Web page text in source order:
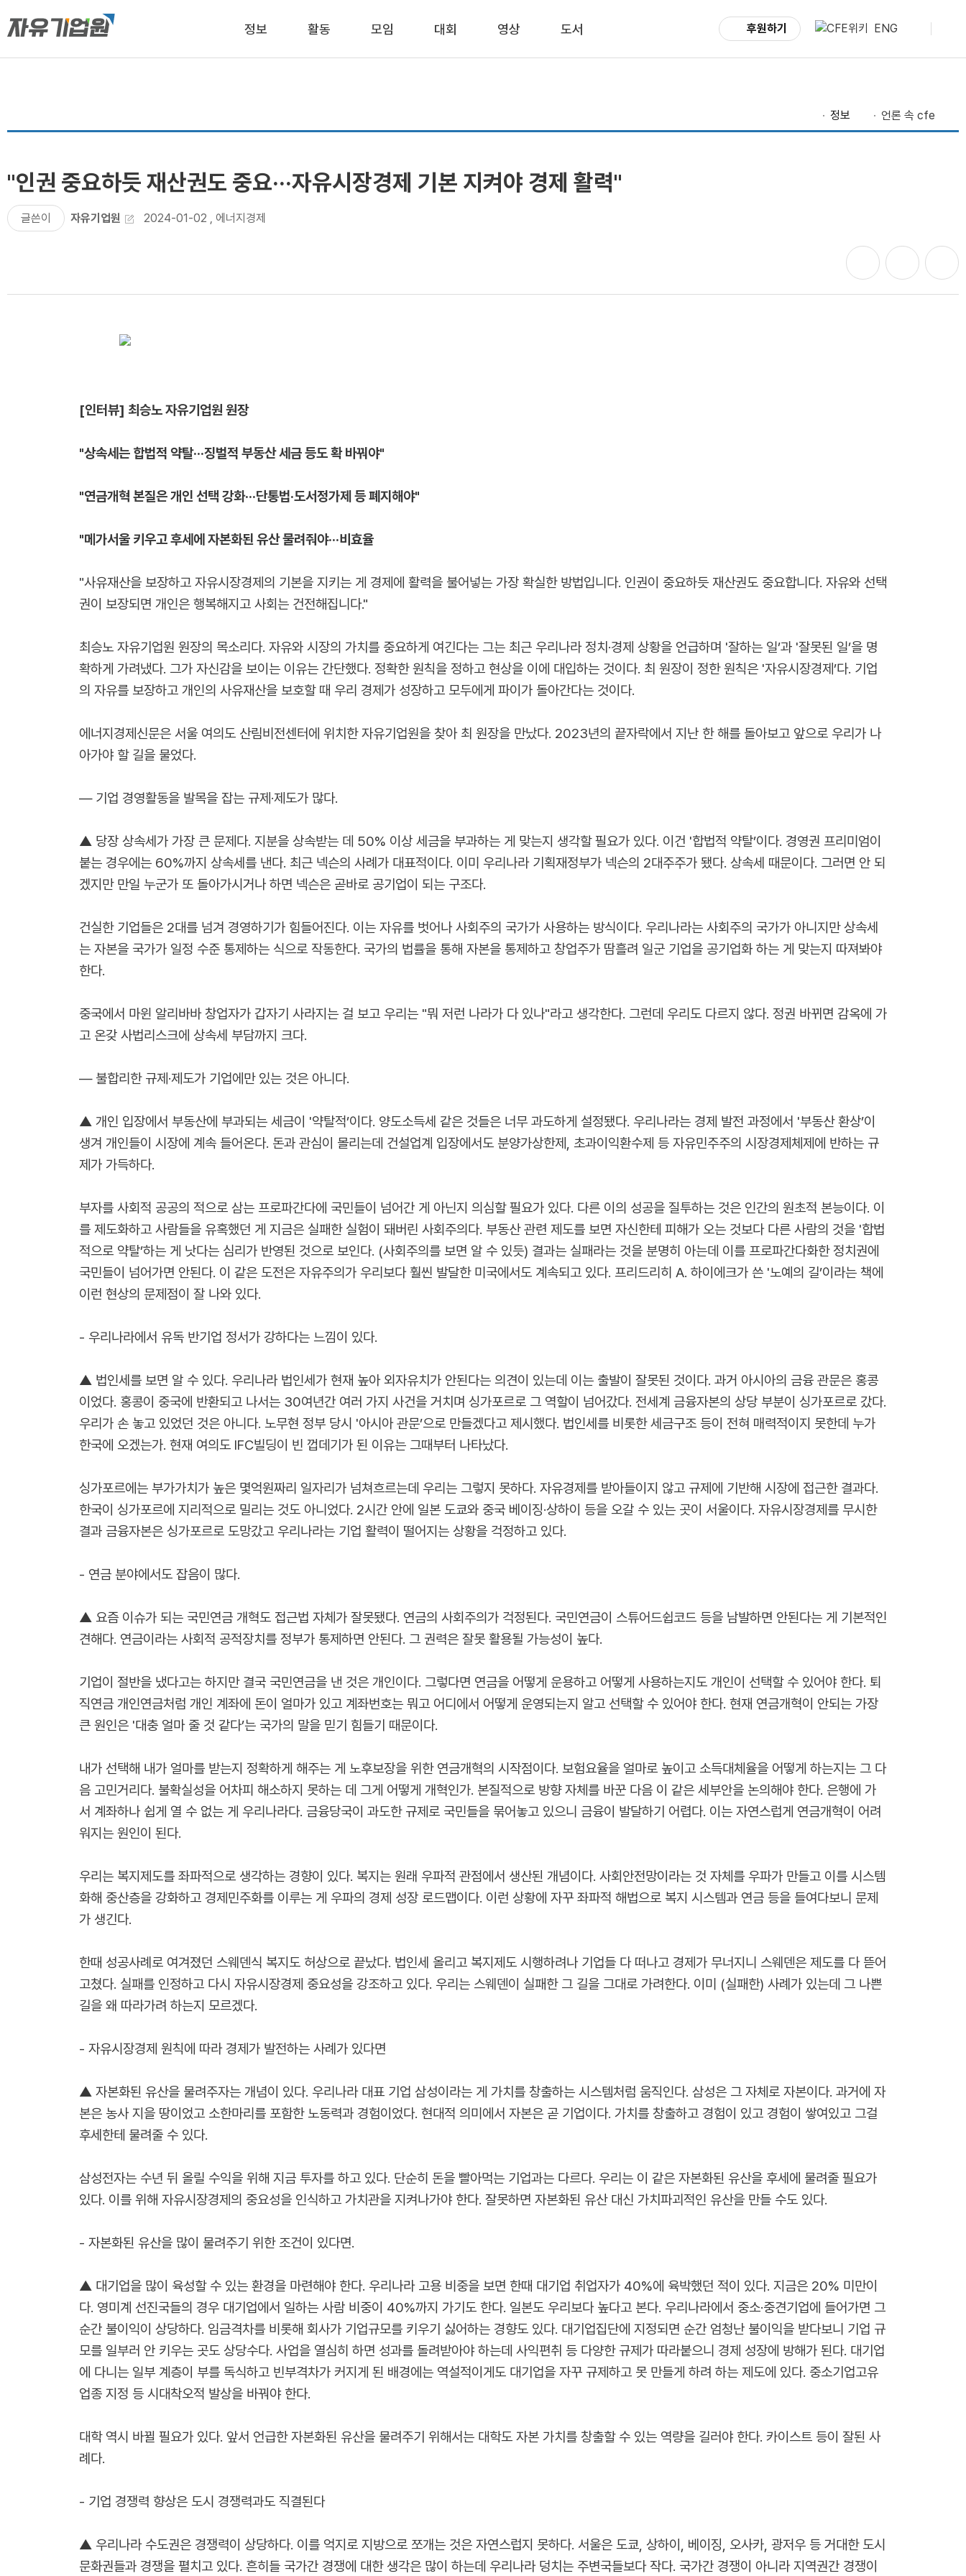
정보 활동 모임 대회 영상 도서 후원하기 ENG
정보 언론 속 cfe
"인권 중요하듯 재산권도 중요···자유시장경제 기본 지켜야 경제 활력"
글쓴이 자유기업원 2024-01-02 , 에너지경제
[인터뷰] 최승노 자유기업원 원장
"상속세는 합법적 약탈···징벌적 부동산 세금 등도 확 바꿔야"
"연금개혁 본질은 개인 선택 강화···단통법·도서정가제 등 폐지해야"
"메가서울 키우고 후세에 자본화된 유산 물려줘야···비효율
"사유재산을 보장하고 자유시장경제의 기본을 지키는 게 경제에 활력을 불어넣는 가장 확실한 방법입니다. 인권이 중요하듯 재산권도 중요합니다. 자유와 선택
권이 보장되면 개인은 행복해지고 사회는 건전해집니다."
최승노 자유기업원 원장의 목소리다. 자유와 시장의 가치를 중요하게 여긴다는 그는 최근 우리나라 정치·경제 상황을 언급하며 '잘하는 일’과 '잘못된 일’을 명
확하게 가려냈다. 그가 자신감을 보이는 이유는 간단했다. 정확한 원칙을 정하고 현상을 이에 대입하는 것이다. 최 원장이 정한 원칙은 '자유시장경제’다. 기업
의 자유를 보장하고 개인의 사유재산을 보호할 때 우리 경제가 성장하고 모두에게 파이가 돌아간다는 것이다.
에너지경제신문은 서울 여의도 산림비전센터에 위치한 자유기업원을 찾아 최 원장을 만났다. 2023년의 끝자락에서 지난 한 해를 돌아보고 앞으로 우리가 나
아가야 할 길을 물었다.
― 기업 경영활동을 발목을 잡는 규제·제도가 많다.
▲ 당장 상속세가 가장 큰 문제다. 지분을 상속받는 데 50% 이상 세금을 부과하는 게 맞는지 생각할 필요가 있다. 이건 '합법적 약탈’이다. 경영권 프리미엄이
붙는 경우에는 60%까지 상속세를 낸다. 최근 넥슨의 사례가 대표적이다. 이미 우리나라 기획재정부가 넥슨의 2대주주가 됐다. 상속세 때문이다. 그러면 안 되
겠지만 만일 누군가 또 돌아가시거나 하면 넥슨은 곧바로 공기업이 되는 구조다.
건실한 기업들은 2대를 넘겨 경영하기가 힘들어진다. 이는 자유를 벗어나 사회주의 국가가 사용하는 방식이다. 우리나라는 사회주의 국가가 아니지만 상속세
는 자본을 국가가 일정 수준 통제하는 식으로 작동한다. 국가의 법률을 통해 자본을 통제하고 창업주가 땀흘려 일군 기업을 공기업화 하는 게 맞는지 따져봐야
한다.
중국에서 마윈 알리바바 창업자가 갑자기 사라지는 걸 보고 우리는 "뭐 저런 나라가 다 있나"라고 생각한다. 그런데 우리도 다르지 않다. 정권 바뀌면 감옥에 가
고 온갖 사법리스크에 상속세 부담까지 크다.
― 불합리한 규제·제도가 기업에만 있는 것은 아니다.
▲ 개인 입장에서 부동산에 부과되는 세금이 '약탈적’이다. 양도소득세 같은 것들은 너무 과도하게 설정됐다. 우리나라는 경제 발전 과정에서 '부동산 환상’이
생겨 개인들이 시장에 계속 들어온다. 돈과 관심이 몰리는데 건설업계 입장에서도 분양가상한제, 초과이익환수제 등 자유민주주의 시장경제체제에 반하는 규
제가 가득하다.
부자를 사회적 공공의 적으로 삼는 프로파간다에 국민들이 넘어간 게 아닌지 의심할 필요가 있다. 다른 이의 성공을 질투하는 것은 인간의 원초적 본능이다. 이
를 제도화하고 사람들을 유혹했던 게 지금은 실패한 실험이 돼버린 사회주의다. 부동산 관련 제도를 보면 자신한테 피해가 오는 것보다 다른 사람의 것을 '합법
적으로 약탈’하는 게 낫다는 심리가 반영된 것으로 보인다. (사회주의를 보면 알 수 있듯) 결과는 실패라는 것을 분명히 아는데 이를 프로파간다화한 정치권에
국민들이 넘어가면 안된다. 이 같은 도전은 자유주의가 우리보다 훨씬 발달한 미국에서도 계속되고 있다. 프리드리히 A. 하이에크가 쓴 '노예의 길’이라는 책에
이런 현상의 문제점이 잘 나와 있다.
- 우리나라에서 유독 반기업 정서가 강하다는 느낌이 있다.
▲ 법인세를 보면 알 수 있다. 우리나라 법인세가 현재 높아 외자유치가 안된다는 의견이 있는데 이는 출발이 잘못된 것이다. 과거 아시아의 금융 관문은 홍콩
이었다. 홍콩이 중국에 반환되고 나서는 30여년간 여러 가지 사건을 거치며 싱가포르로 그 역할이 넘어갔다. 전세계 금융자본의 상당 부분이 싱가포르로 갔다.
우리가 손 놓고 있었던 것은 아니다. 노무현 정부 당시 '아시아 관문’으로 만들겠다고 제시했다. 법인세를 비롯한 세금구조 등이 전혀 매력적이지 못한데 누가
한국에 오겠는가. 현재 여의도 IFC빌딩이 빈 껍데기가 된 이유는 그때부터 나타났다.
싱가포르에는 부가가치가 높은 몇억원짜리 일자리가 넘쳐흐르는데 우리는 그렇지 못하다. 자유경제를 받아들이지 않고 규제에 기반해 시장에 접근한 결과다.
한국이 싱가포르에 지리적으로 밀리는 것도 아니었다. 2시간 안에 일본 도쿄와 중국 베이징·상하이 등을 오갈 수 있는 곳이 서울이다. 자유시장경제를 무시한
결과 금융자본은 싱가포르로 도망갔고 우리나라는 기업 활력이 떨어지는 상황을 걱정하고 있다.
- 연금 분야에서도 잡음이 많다.
▲ 요즘 이슈가 되는 국민연금 개혁도 접근법 자체가 잘못됐다. 연금의 사회주의가 걱정된다. 국민연금이 스튜어드쉽코드 등을 남발하면 안된다는 게 기본적인
견해다. 연금이라는 사회적 공적장치를 정부가 통제하면 안된다. 그 권력은 잘못 활용될 가능성이 높다.
기업이 절반을 냈다고는 하지만 결국 국민연금을 낸 것은 개인이다. 그렇다면 연금을 어떻게 운용하고 어떻게 사용하는지도 개인이 선택할 수 있어야 한다. 퇴
직연금 개인연금처럼 개인 계좌에 돈이 얼마가 있고 계좌번호는 뭐고 어디에서 어떻게 운영되는지 알고 선택할 수 있어야 한다. 현재 연금개혁이 안되는 가장
큰 원인은 '대충 얼마 줄 것 같다’는 국가의 말을 믿기 힘들기 때문이다.
내가 선택해 내가 얼마를 받는지 정확하게 해주는 게 노후보장을 위한 연금개혁의 시작점이다. 보험요율을 얼마로 높이고 소득대체율을 어떻게 하는지는 그 다
음 고민거리다. 불확실성을 어차피 해소하지 못하는 데 그게 어떻게 개혁인가. 본질적으로 방향 자체를 바꾼 다음 이 같은 세부안을 논의해야 한다. 은행에 가
서 계좌하나 쉽게 열 수 없는 게 우리나라다. 금융당국이 과도한 규제로 국민들을 묶어놓고 있으니 금융이 발달하기 어렵다. 이는 자연스럽게 연금개혁이 어려
워지는 원인이 된다.
우리는 복지제도를 좌파적으로 생각하는 경향이 있다. 복지는 원래 우파적 관점에서 생산된 개념이다. 사회안전망이라는 것 자체를 우파가 만들고 이를 시스템
화해 중산층을 강화하고 경제민주화를 이루는 게 우파의 경제 성장 로드맵이다. 이런 상황에 자꾸 좌파적 해법으로 복지 시스템과 연금 등을 들여다보니 문제
가 생긴다.
한때 성공사례로 여겨졌던 스웨덴식 복지도 허상으로 끝났다. 법인세 올리고 복지제도 시행하려나 기업들 다 떠나고 경제가 무너지니 스웨덴은 제도를 다 뜯어
고쳤다. 실패를 인정하고 다시 자유시장경제 중요성을 강조하고 있다. 우리는 스웨덴이 실패한 그 길을 그대로 가려한다. 이미 (실패한) 사례가 있는데 그 나쁜
길을 왜 따라가려 하는지 모르겠다.
- 자유시장경제 원칙에 따라 경제가 발전하는 사례가 있다면
▲ 자본화된 유산을 물려주자는 개념이 있다. 우리나라 대표 기업 삼성이라는 게 가치를 창출하는 시스템처럼 움직인다. 삼성은 그 자체로 자본이다. 과거에 자
본은 농사 지을 땅이었고 소한마리를 포함한 노동력과 경험이었다. 현대적 의미에서 자본은 곧 기업이다. 가치를 창출하고 경험이 있고 경험이 쌓여있고 그걸
후세한테 물려줄 수 있다.
삼성전자는 수년 뒤 올릴 수익을 위해 지금 투자를 하고 있다. 단순히 돈을 빨아먹는 기업과는 다르다. 우리는 이 같은 자본화된 유산을 후세에 물려줄 필요가
있다. 이를 위해 자유시장경제의 중요성을 인식하고 가치관을 지켜나가야 한다. 잘못하면 자본화된 유산 대신 가치파괴적인 유산을 만들 수도 있다.
- 자본화된 유산을 많이 물려주기 위한 조건이 있다면.
▲ 대기업을 많이 육성할 수 있는 환경을 마련해야 한다. 우리나라 고용 비중을 보면 한때 대기업 취업자가 40%에 육박했던 적이 있다. 지금은 20% 미만이
다. 영미계 선진국들의 경우 대기업에서 일하는 사람 비중이 40%까지 가기도 한다. 일본도 우리보다 높다고 본다. 우리나라에서 중소·중견기업에 들어가면 그
순간 불이익이 상당하다. 임금격차를 비롯해 회사가 기업규모를 키우기 싫어하는 경향도 있다. 대기업집단에 지정되면 순간 엄청난 불이익을 받다보니 기업 규
모를 일부러 안 키우는 곳도 상당수다. 사업을 열심히 하면 성과를 돌려받아야 하는데 사익편취 등 다양한 규제가 따라붙으니 경제 성장에 방해가 된다. 대기업
에 다니는 일부 계층이 부를 독식하고 빈부격차가 커지게 된 배경에는 역설적이게도 대기업을 자꾸 규제하고 못 만들게 하려 하는 제도에 있다. 중소기업고유
업종 지정 등 시대착오적 발상을 바꿔야 한다.
대학 역시 바뀔 필요가 있다. 앞서 언급한 자본화된 유산을 물려주기 위해서는 대학도 자본 가치를 창출할 수 있는 역량을 길러야 한다. 카이스트 등이 잘된 사
례다.
- 기업 경쟁력 향상은 도시 경쟁력과도 직결된다
▲ 우리나라 수도권은 경쟁력이 상당하다. 이를 억지로 지방으로 쪼개는 것은 자연스럽지 못하다. 서울은 도쿄, 상하이, 베이징, 오사카, 광저우 등 거대한 도시
문화권들과 경쟁을 펼치고 있다. 흔히들 국가간 경쟁에 대한 생각은 많이 하는데 우리나라 덩치는 주변국들보다 작다. 국가간 경쟁이 아니라 지역권간 경쟁이